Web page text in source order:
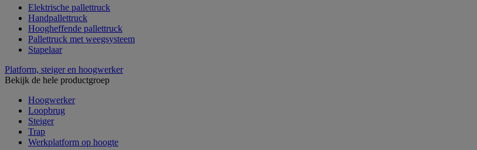
Elektrische pallettruck
Handpallettruck
Hoogheffende pallettruck
Pallettruck met weegsysteem
Stapelaar
Platform, steiger en hoogwerker
Bekijk de hele productgroep
Hoogwerker
Loopbrug
Steiger
Trap
Werkplatform op hoogte